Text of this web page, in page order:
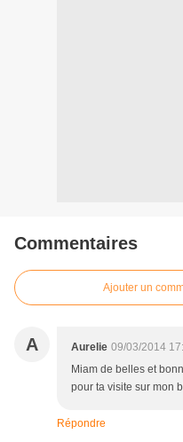
Commentaires
Ajouter un
A Aurelie 09/03/2014
Miam de belles et
pour ta visite sur mon
Répondre